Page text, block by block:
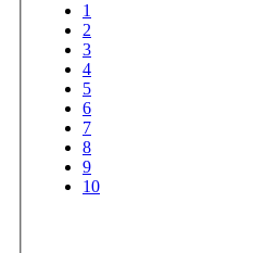
1
2
3
4
5
6
7
8
9
10